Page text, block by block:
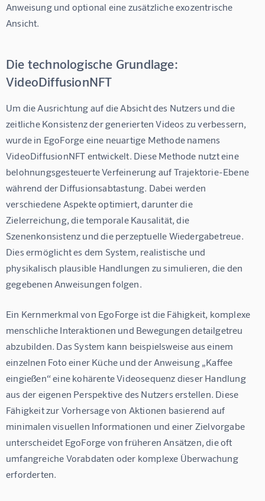
Anweisung und optional eine zusätzliche exozentrische
Ansicht.
Die technologische Grundlage:
VideoDiffusionNFT
Um die Ausrichtung auf die Absicht des Nutzers und die
zeitliche Konsistenz der generierten Videos zu verbessern,
wurde in EgoForge eine neuartige Methode namens
VideoDiffusionNFT entwickelt. Diese Methode nutzt eine
belohnungsgesteuerte Verfeinerung auf Trajektorie-Ebene
während der Diffusionsabtastung. Dabei werden
verschiedene Aspekte optimiert, darunter die
Zielerreichung, die temporale Kausalität, die
Szenenkonsistenz und die perzeptuelle Wiedergabetreue.
Dies ermöglicht es dem System, realistische und
physikalisch plausible Handlungen zu simulieren, die den
gegebenen Anweisungen folgen.
Ein Kernmerkmal von EgoForge ist die Fähigkeit, komplexe
menschliche Interaktionen und Bewegungen detailgetreu
abzubilden. Das System kann beispielsweise aus einem
einzelnen Foto einer Küche und der Anweisung „Kaffee
eingießen“ eine kohärente Videosequenz dieser Handlung
aus der eigenen Perspektive des Nutzers erstellen. Diese
Fähigkeit zur Vorhersage von Aktionen basierend auf
minimalen visuellen Informationen und einer Zielvorgabe
unterscheidet EgoForge von früheren Ansätzen, die oft
umfangreiche Vorabdaten oder komplexe Überwachung
erforderten.